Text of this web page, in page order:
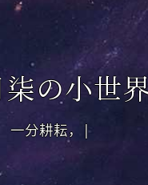
の小世
耕耘，一分收获